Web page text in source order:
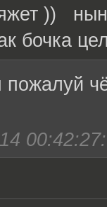
))
бочка
пожалуй
00:42:27: